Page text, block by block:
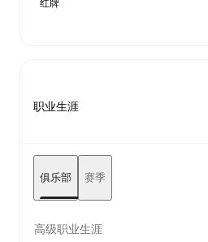
红牌
职业生涯
俱乐部 赛季
高级职业生涯